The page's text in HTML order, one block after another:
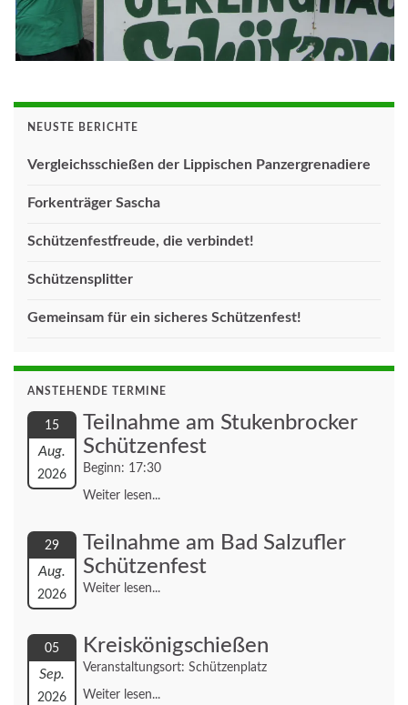
NEUSTE BERICHTE
Vergleichsschießen der Lippischen Panzergrenadiere
Forkenträger Sascha
Schützenfestfreude, die verbindet!
Schützensplitter
Gemeinsam für ein sicheres Schützenfest!
ANSTEHENDE TERMINE
15
Aug.
2026
Teilnahme am Stukenbrocker
Schützenfest
Beginn: 17:30
Weiter lesen...
29
Aug.
2026
Teilnahme am Bad Salzufler
Schützenfest
Weiter lesen...
05
Sep.
2026
Kreiskönigschießen
Veranstaltungsort: Schützenplatz
Weiter lesen...